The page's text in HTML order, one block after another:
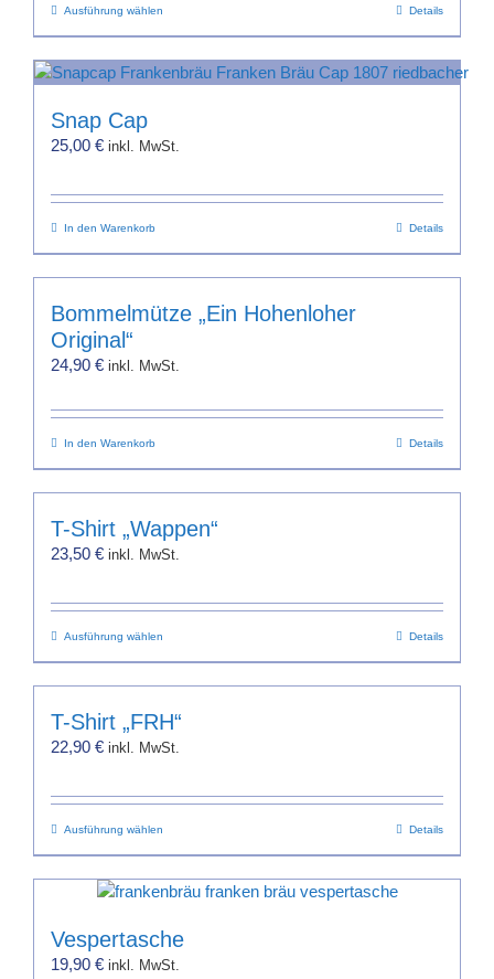
Ausführung wählen
Produkt
weist
mehrere
können
der
Produktseite
gewählt
werden
Details
Snap Cap
25,00 € inkl. MwSt.
In den Warenkorb Details
Bommelmütze „Ein Hohenloher
Original“
24,90 € inkl. MwSt.
In den Warenkorb Details
T-Shirt „Wappen“
23,50 € inkl. MwSt.
Ausführung wählen
Produkt
weist
mehrere
Varianten
Optionen
auf
der
gewählt
Details
T-Shirt „FRH“
22,90 € inkl. MwSt.
Ausführung wählen
Produkt
weist
Varianten
auf.
Details
Vespertasche
19,90 € inkl. MwSt.